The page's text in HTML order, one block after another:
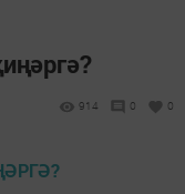
914 0 0